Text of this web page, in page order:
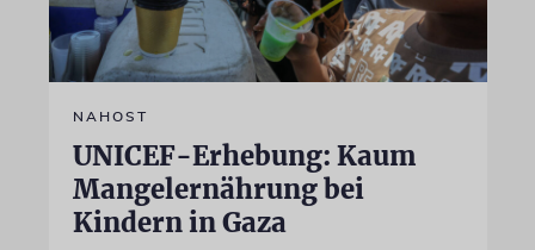
NAHOST
UNICEF-Erhebung: Kaum
Mangelernährung bei
Kindern in Gaza